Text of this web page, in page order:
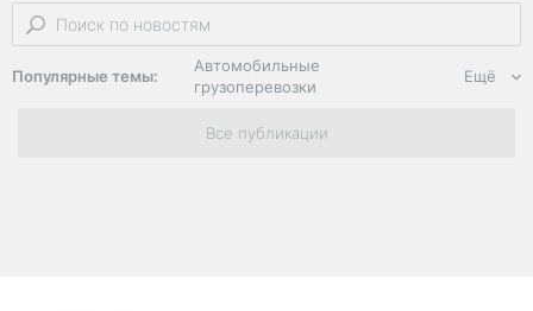
Популярные темы:
Автомобильные
грузоперевозки
Региональная
логистика
Ещё
Все публикации